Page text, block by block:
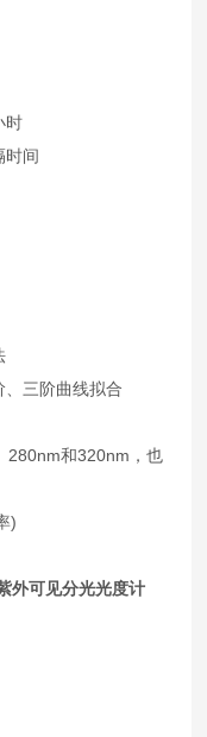
时
时间
三阶曲线拟合
280nm和320nm，也
)
外可见分光光度计